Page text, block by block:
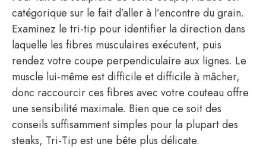
catégorique sur le fait d’aller à l’encontre du grain.
Examinez le tri-tip pour identifier la direction dans
laquelle les fibres musculaires exécutent, puis
rendez votre coupe perpendiculaire aux lignes. Le
muscle lui-même est difficile et difficile à mâcher,
donc raccourcir ces fibres avec votre couteau offre
une sensibilité maximale. Bien que ce soit des
conseils suffisamment simples pour la plupart des
steaks, Tri-Tip est une bête plus délicate.